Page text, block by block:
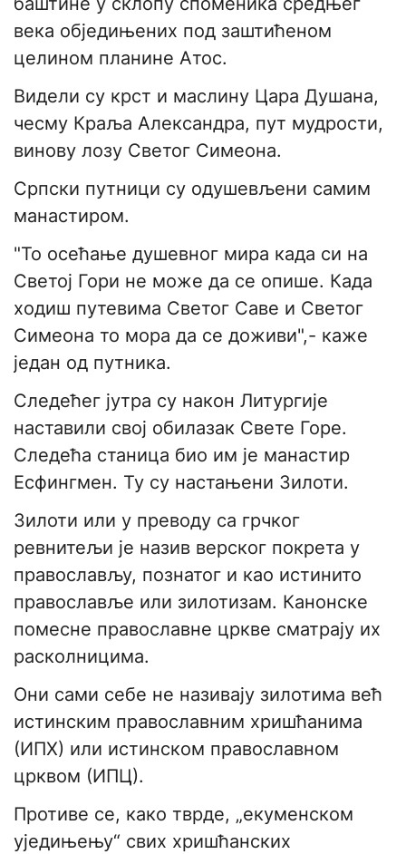
века обједињених под заштићеном
целином планине Атос.
Видели су крст и маслину Цара Душана,
чесму Краља Александра, пут мудрости,
винову лозу Светог Симеона.
Српски путници су одушевљени самим
манастиром.
"То осећање душевног мира када си на
Светој Гори не може да се опише. Када
ходиш путевима Светог Саве и Светог
Симеона то мора да се доживи",- каже
један од путника.
Следећег јутра су након Литургије
наставили свој обилазак Свете Горе.
Следећа станица био им је манастир
Есфингмен. Ту су настањени Зилоти.
Зилоти или у преводу са грчког
ревнитељи је назив верског покрета у
православљу, познатог и као истинито
православље или зилотизам. Канонске
помесне православне цркве сматрају их
расколницима.
Они сами себе не називају зилотима већ
истинским православним хришћанима
(ИПХ) или истинском православном
црквом (ИПЦ).
Противе се, како тврде, „екуменском
уједињењу“ свих хришћанских